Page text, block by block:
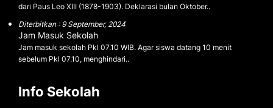
dari Paus Leo XIII (1878-1903). Deklarasi bulan Oktober..
Diterbitkan : 9 September, 2024
Jam Masuk Sekolah
Jam masuk sekolah Pkl 07.10 WIB. Agar siswa datang 10 menit
sebelum Pkl 07.10, menghindari..
Info Sekolah